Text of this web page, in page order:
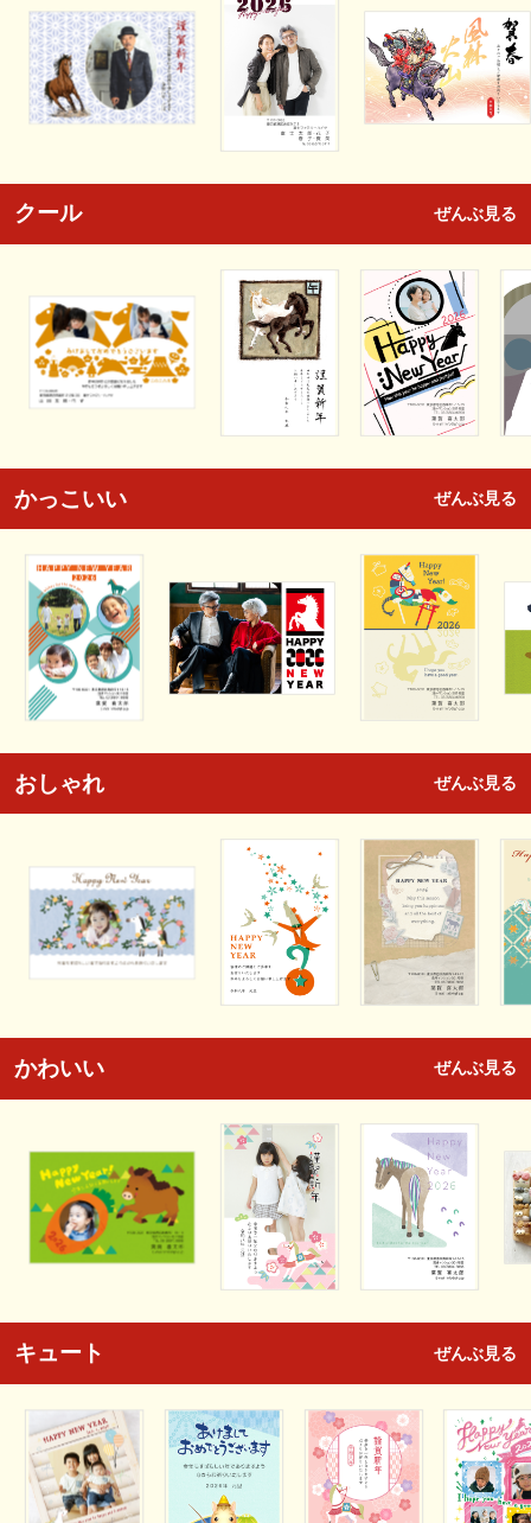
クール ぜんぶ見る
かっこいい ぜんぶ見る
おしゃれ ぜんぶ見る
かわいい ぜんぶ見る
キュート ぜんぶ見る